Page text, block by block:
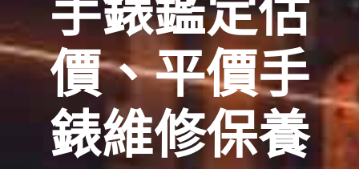
手錶鑑定估
價、平價手
錶維修保養